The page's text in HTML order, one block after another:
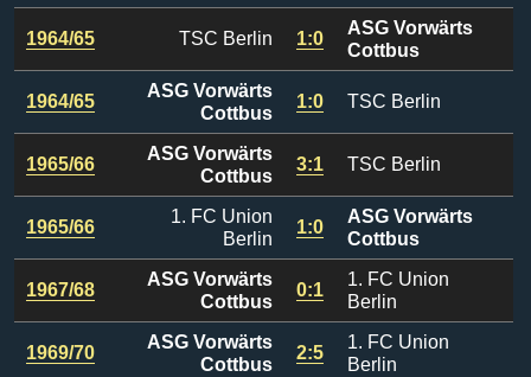
1964/65 TSC Berlin 1:0
ASG Vorwärts
Cottbus
1964/65
ASG Vorwärts
Cottbus
1:0 TSC Berlin
1965/66
ASG Vorwärts
Cottbus
3:1 TSC Berlin
1965/66
1. FC Union
Berlin
1:0
ASG Vorwärts
Cottbus
1967/68
ASG Vorwärts
Cottbus
0:1
1. FC Union
Berlin
1969/70
ASG Vorwärts
Cottbus
2:5
1. FC Union
Berlin